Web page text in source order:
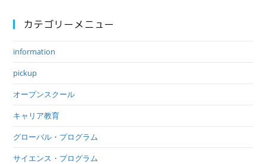
カテゴリーメニュー
information
pickup
オープンスクール
キャリア教育
グローバル・プログラム
サイエンス・プログラム